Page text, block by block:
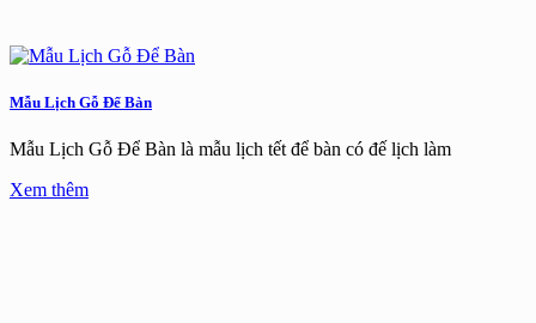
Mẫu Lịch Gỗ Để Bàn
Mẫu Lịch Gỗ Để Bàn là mẫu lịch tết để bàn có đế lịch làm
Xem thêm